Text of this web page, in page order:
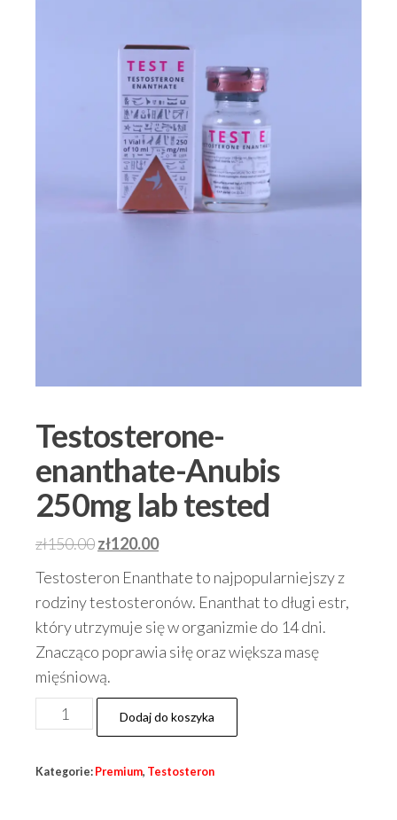
Testosterone-
enanthate-Anubis
250mg lab tested
zł150.00Pierwotna
cena
zł150.00.
zł120.00Aktualna
cena
wynosi:
Testosteron Enanthate to najpopularniejszy z
rodziny testosteronów. Enanthat to długi estr,
który utrzymuje się w organizmie do 14 dni.
Znacząco poprawia siłę oraz większa masę
mięśniową.
ilość
Testosterone-
Anubis
Dodaj do koszyka
Kategorie: Premium, Testosteron